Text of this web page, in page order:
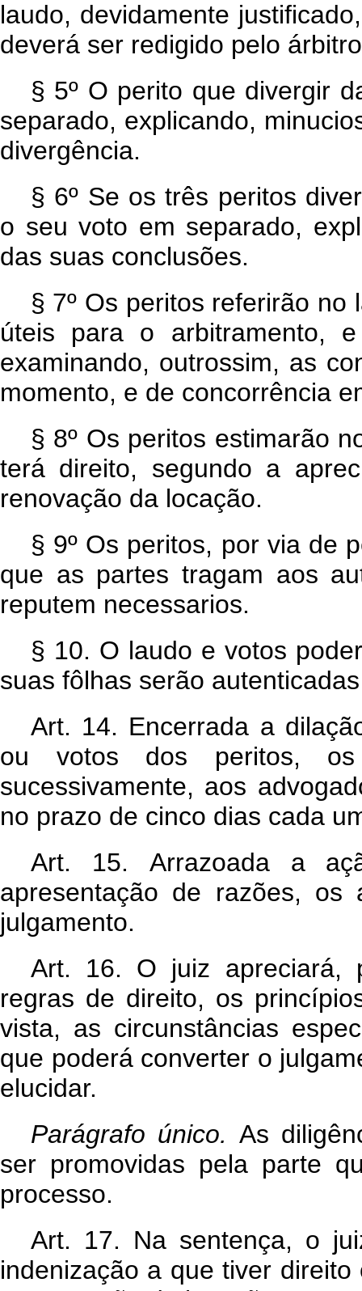
laudo, devidamente
deverá ser redigido pelo
§ 5º O perito que divergir
separado, explicando,
divergência.
§ 6º Se os três peritos
o seu voto em separado,
das suas conclusões.
§ 7º Os peritos referirão
úteis para o arbitramento,
examinando, outrossim, as
momento, e de concorrência
§ 8º Os peritos estimarão
terá direito, segundo a
renovação da locação.
§ 9º Os peritos, por via de
que as partes tragam aos
reputem necessarios.
§ 10. O laudo e votos
suas fôlhas serão
Art. 14. Encerrada a
ou votos dos peritos,
sucessivamente, aos
no prazo de cinco dias cada
Art. 15. Arrazoada a
apresentação de razões,
julgamento.
Art. 16. O juiz apreciará,
regras de direito, os
vista, as circunstâncias
que poderá converter o
elucidar.
Parágrafo único. As
ser promovidas pela parte
processo.
Art. 17. Na sentença, o
indenização a que tiver